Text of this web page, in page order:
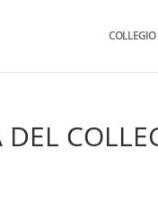
COLLEGIO